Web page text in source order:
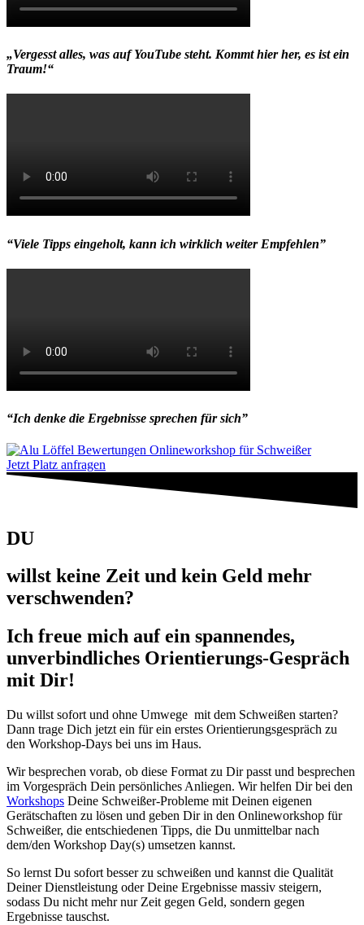
„Vergesst alles, was auf YouTube steht. Kommt hier her, es ist ein
Traum!“
“Viele Tipps eingeholt, kann ich wirklich weiter Empfehlen”
“Ich denke die Ergebnisse sprechen für sich”
Jetzt Platz anfragen
DU
willst keine Zeit und kein Geld mehr
verschwenden?
Ich freue mich auf ein spannendes,
unverbindliches Orientierungs-Gespräch
mit Dir!
Du willst sofort und ohne Umwege mit dem Schweißen starten?
Dann trage Dich jetzt ein für ein erstes Orientierungsgespräch zu
den Workshop-Days bei uns im Haus.
Wir besprechen vorab, ob diese Format zu Dir passt und besprechen
im Vorgespräch Dein persönliches Anliegen. Wir helfen Dir bei den
Workshops Deine Schweißer-Probleme mit Deinen eigenen
Gerätschaften zu lösen und geben Dir in den Onlineworkshop für
Schweißer, die entschiedenen Tipps, die Du unmittelbar nach
dem/den Workshop Day(s) umsetzen kannst.
So lernst Du sofort besser zu schweißen und kannst die Qualität
Deiner Dienstleistung oder Deine Ergebnisse massiv steigern,
sodass Du nicht mehr nur Zeit gegen Geld, sondern gegen
Ergebnisse tauschst.